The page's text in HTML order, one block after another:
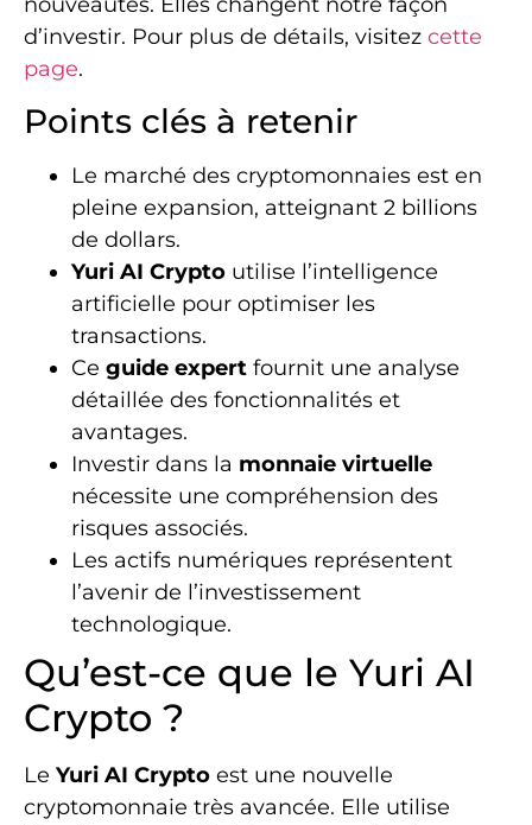
d’investir. Pour plus de détails, visitez cette
page.
Points clés à retenir
Le marché des cryptomonnaies est en
pleine expansion, atteignant 2 billions
de dollars.
Yuri AI Crypto utilise l’intelligence
artificielle pour optimiser les
transactions.
Ce guide expert fournit une analyse
détaillée des fonctionnalités et
avantages.
Investir dans la monnaie virtuelle
nécessite une compréhension des
risques associés.
Les actifs numériques représentent
l’avenir de l’investissement
technologique.
Qu’est-ce que le Yuri AI
Crypto ?
Le Yuri AI Crypto est une nouvelle
cryptomonnaie très avancée. Elle utilise